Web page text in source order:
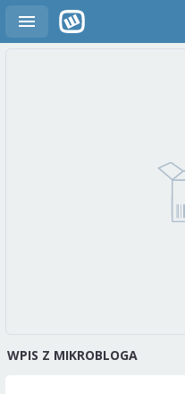
WPIS Z MIKROBLOGA